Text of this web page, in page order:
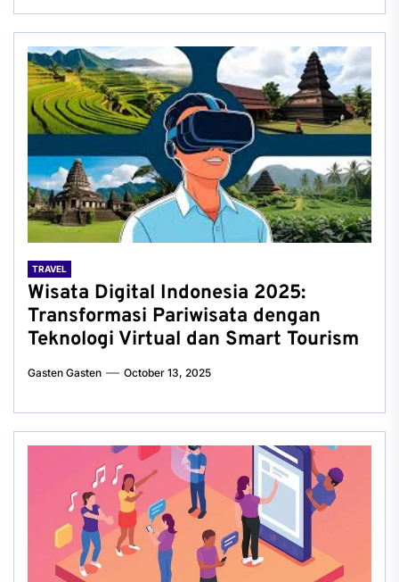
TRAVEL
Wisata Digital Indonesia 2025:
Transformasi Pariwisata dengan
Teknologi Virtual dan Smart Tourism
Gasten Gasten October 13, 2025